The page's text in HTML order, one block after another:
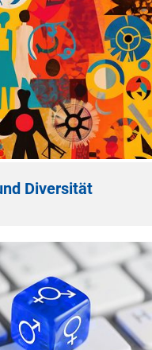
Diversität